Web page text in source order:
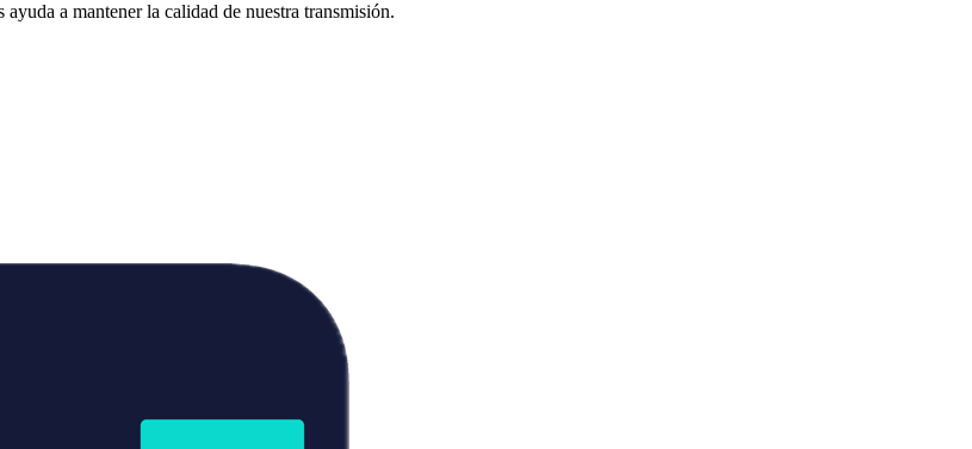
a mantener la calidad de nuestra transmisión.